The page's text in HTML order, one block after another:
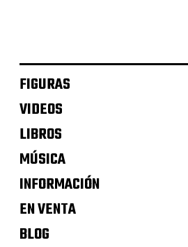
FIGURAS
VIDEOS
LIBROS
MÚSICA
INFORMACIÓN
EN VENTA
BLOG